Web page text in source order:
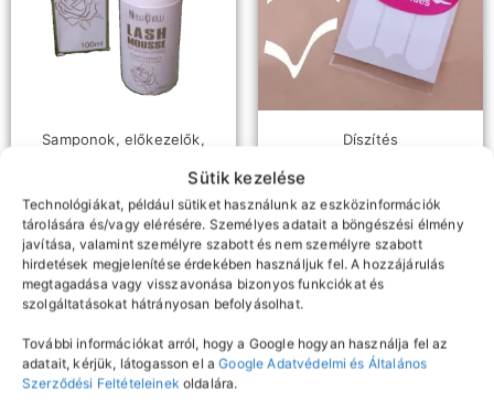
Sütik kezelése
Technológiákat, például sütiket használunk az eszközinformációk
tárolására és/vagy elérésére. Személyes adatait a böngészési élmény
javítása, valamint személyre szabott és nem személyre szabott
hirdetések megjelenítése érdekében használjuk fel. A hozzájárulás
megtagadása vagy visszavonása bizonyos funkciókat és
szolgáltatásokat hátrányosan befolyásolhat.
További információkat arról, hogy a Google hogyan használja fel az
adatait, kérjük, látogasson el aGoogle Adatvédelmi és Általános
Szerződési Feltételeinek oldalára.
Samponok, előkezelők,
Newshow szempilla
sampon
2490Ft
Kosárba teszem
Díszítés
150Ft
Kosárba teszem